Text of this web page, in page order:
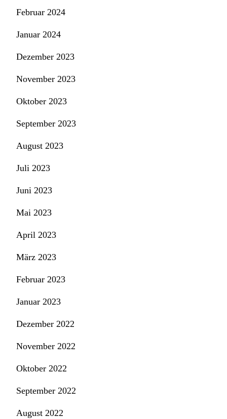
Februar 2024
Januar 2024
Dezember 2023
November 2023
Oktober 2023
September 2023
August 2023
Juli 2023
Juni 2023
Mai 2023
April 2023
März 2023
Februar 2023
Januar 2023
Dezember 2022
November 2022
Oktober 2022
September 2022
August 2022